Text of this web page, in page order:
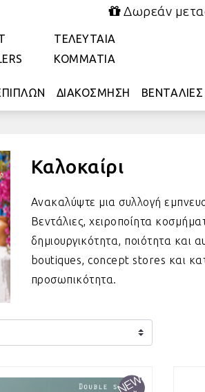
Δωρεάν
ΤΕΛΕΥΤΑΙΑ
ΚΟΜΜΑΤΙΑ
ΔΙΑΚΟΣΜΗΣΗ ΒΕΝΤΑΛΙΕΣ
Καλοκαίρι
Ανακαλύψτε μια συλλογή
Βεντάλιες, χειροποίητα
δημιουργικότητα, ποιότητα και
boutiques, concept stores και
προσωπικότητα.